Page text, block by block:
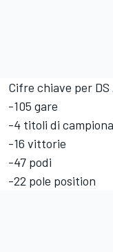
Cifre chiave per
-105 gare
-4 titoli di
-16 vittorie
-47 podi
-22 pole position